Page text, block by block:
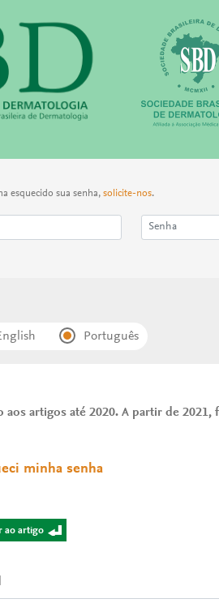
esquecido sua senha, solicite-nos.
Português
aos artigos até 2020. A partir de
minha senha
ao artigo